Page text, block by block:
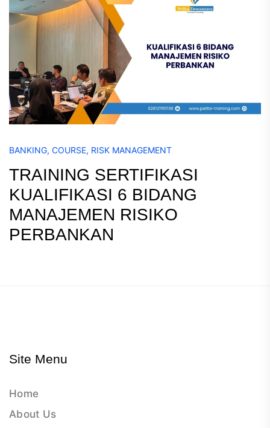
BANKING, COURSE, RISK MANAGEMENT
TRAINING SERTIFIKASI
KUALIFIKASI 6 BIDANG
MANAJEMEN RISIKO
PERBANKAN
Site Menu
Home
About Us